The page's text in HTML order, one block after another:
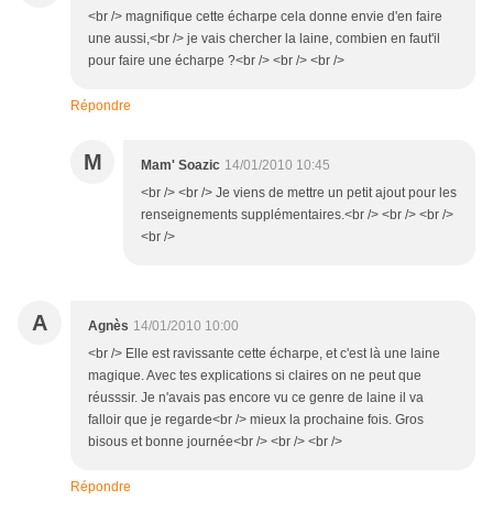
<br /> magnifique cette écharpe cela donne envie d'en faire
une aussi,<br /> je vais chercher la laine, combien en faut'il
pour faire une écharpe ?<br /> <br /> <br />
Répondre
M Mam' Soazic 14/01/2010 10:45
<br /> <br /> Je viens de mettre un petit ajout pour les
renseignements supplémentaires.<br /> <br /> <br />
<br />
A Agnès 14/01/2010 10:00
<br /> Elle est ravissante cette écharpe, et c'est là une laine
magique. Avec tes explications si claires on ne peut que
réusssir. Je n'avais pas encore vu ce genre de laine il va
falloir que je regarde<br /> mieux la prochaine fois. Gros
bisous et bonne journée<br /> <br /> <br />
Répondre